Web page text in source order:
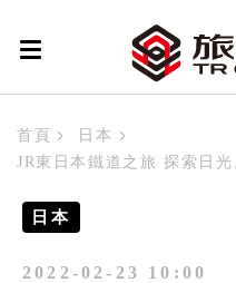
首頁
日本
JR東日本鐵道之旅 探索日
日本
2022-02-23 10:00